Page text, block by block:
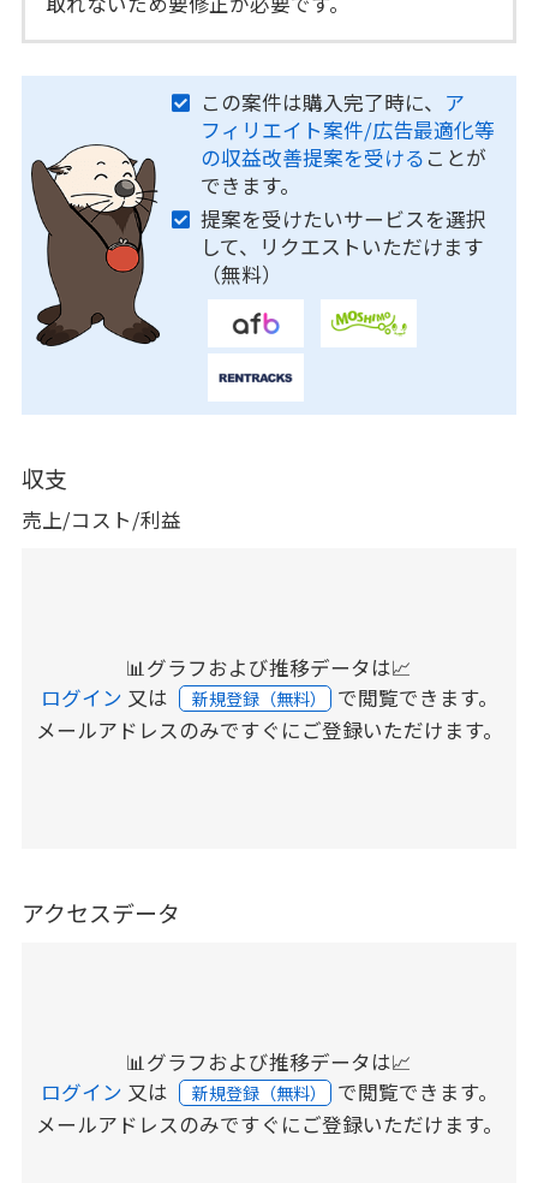
この案件は購入完了時に、 ア
フィリエイト案件/広告最適化等
の収益改善提案を受ける ことが
できます。
提案を受けたいサービスを選択
して、リクエストいただけます
（無料）
収支
売上/コスト/利益
📊グラフおよび推移データは📈
ログイン 又は 新規登録（無料） で閲覧できます。
メールアドレスのみですぐにご登録いただけます。
アクセスデータ
📊グラフおよび推移データは📈
ログイン 又は 新規登録（無料） で閲覧できます。
メールアドレスのみですぐにご登録いただけます。